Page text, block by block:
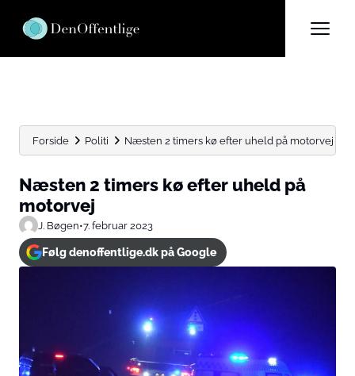
Forside Politi Næsten 2 timers kø efter uheld på motorvej
Næsten 2 timers kø efter uheld på
motorvej
J. Bøgen•7. februar 2023
Følg denoffentlige.dk på Google